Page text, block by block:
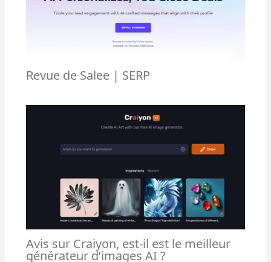
Revue de Salee | SERP
Avis sur Craiyon, est-il est le meilleur
générateur d’images AI ?